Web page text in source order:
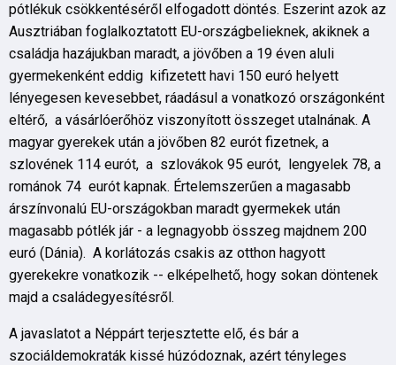
pótlékuk csökkentéséről elfogadott döntés. Eszerint azok az
Ausztriában foglalkoztatott EU-országbelieknek, akiknek a
családja hazájukban maradt, a jövőben a 19 éven aluli
gyermekenként eddig kifizetett havi 150 euró helyett
lényegesen kevesebbet, ráadásul a vonatkozó országonként
eltérő, a vásárlóerőhöz viszonyított összeget utalnának. A
magyar gyerekek után a jövőben 82 eurót fizetnek, a
szlovének 114 eurót, a szlovákok 95 eurót, lengyelek 78, a
románok 74 eurót kapnak. Értelemszerűen a magasabb
árszínvonalú EU-országokban maradt gyermekek után
magasabb pótlék jár - a legnagyobb összeg majdnem 200
euró (Dánia). A korlátozás csakis az otthon hagyott
gyerekekre vonatkozik -- elképelhető, hogy sokan döntenek
majd a családegyesítésről.
A javaslatot a Néppárt terjesztette elő, és bár a
szociáldemokraták kissé húzódoznak, azért tényleges